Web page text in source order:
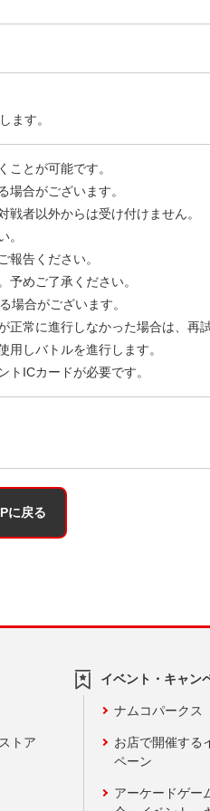
ます。
とが可能です。
合がございます。
者以外からは受け付けません。
。
告ください。
めご了承ください。
場合がございます。
常に進行しなかった場合は、再
しバトルを進行します。
ICカードが必要です。
に戻る
トア
イベント・キャン
ナムコパークス
お店で開催する
ペーン
アーケードゲー